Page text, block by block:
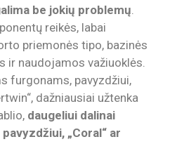
be jokių problemų
reikės, labai
priemonės tipo, bazinės
ir naudojamos važiuoklės.
furgonams, pavyzdžiui,
dažniausiai užtenka
daugeliui dalinai
„Coral“ ar